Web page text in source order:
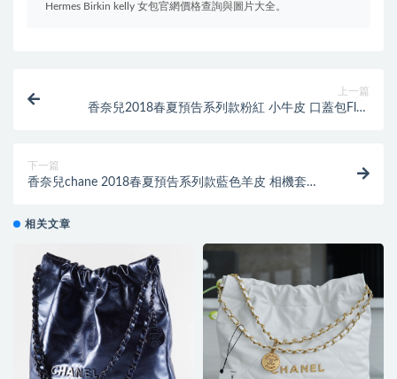
Hermes Birkin kelly 女包官網價格查詢與圖片大全。
上一篇
香奈兒2018春夏預告系列款粉紅 小牛皮 口蓋包Flap
下一篇
香奈兒chane 2018春夏預告系列款藍色羊皮 相機套
相关文章